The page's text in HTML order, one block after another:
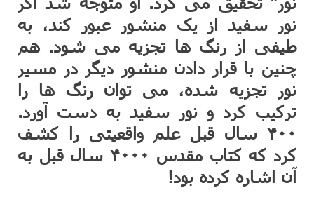
نور سفید از یک منشور عبور کند، به
طیفی از رنگ ها تجزیه می شود. هم
چنین با قرار دادن منشور دیگر در مسیر
نور تجزیه شده، می توان رنگ ها را
ترکیب کرد و نور سفید به دست آورد.
۴۰۰ سال قبل علم واقعیتی را کشف
کرد که کتاب مقدس ۴۰۰۰ سال قبل به
آن اشاره کرده بود!